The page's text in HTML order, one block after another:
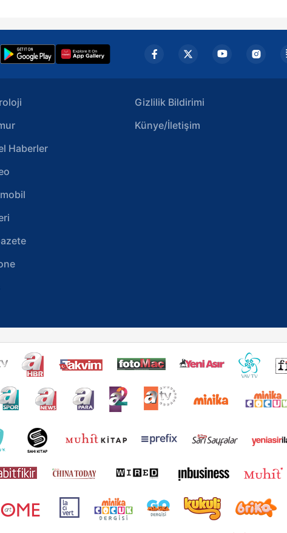
Kanunu uyarınca hazırlanmış Aydınlatma Metnimizi okumak
çerezlerle ilgili bilgi almak için lütfen
Haberler
Gizlilik Bildirimi
Künye/İletişim